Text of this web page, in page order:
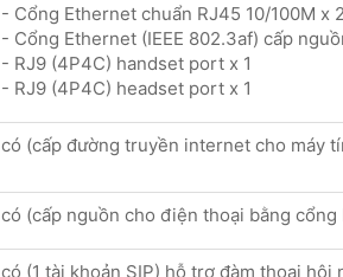
- Cổng Ethernet chuẩn RJ45 10/100M x 2
- Cổng Ethernet (IEEE 802.3af) cấp
- RJ9 (4P4C) handset port x 1
- RJ9 (4P4C) headset port x 1
có (cấp đường truyền internet cho máy
có (cấp nguồn cho điện thoại bằng cổng
có (1 tài khoản SIP) hỗ trợ đàm thoại hội